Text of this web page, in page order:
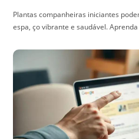
Plantas companheiras iniciantes
espa, ço vibrante e saudável.